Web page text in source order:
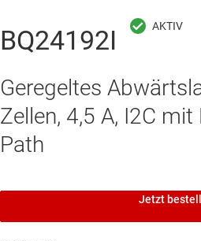
BQ24192I
Geregeltes
Zellen, 4,5 A, I2C
Path
Jetzt